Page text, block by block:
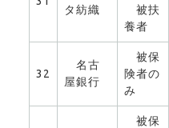
タ紡織
被扶
養者
32
名古
屋銀行
被保
険者の
み
被保